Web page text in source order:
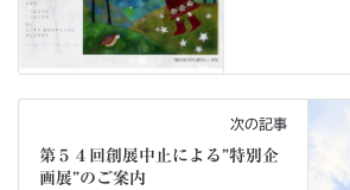
次の記事
第５４回創展中止による”特別企
画展”のご案内